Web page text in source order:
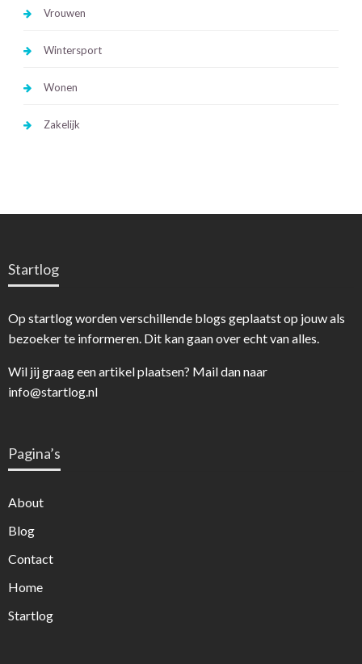
Vrouwen
Wintersport
Wonen
Zakelijk
Startlog
Op startlog worden verschillende blogs geplaatst op jouw als
bezoeker te informeren. Dit kan gaan over echt van alles.
Wil jij graag een artikel plaatsen? Mail dan naar
info@startlog.nl
Pagina’s
About
Blog
Contact
Home
Startlog